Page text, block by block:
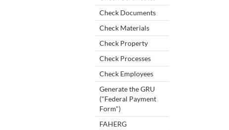
Check Documents
Check Materials
Check Property
Check Processes
Check Employees
Generate the GRU
("Federal Payment
Form")
FAHERG